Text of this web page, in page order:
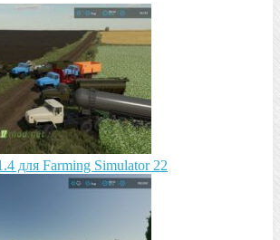
для Farming Simulator 22